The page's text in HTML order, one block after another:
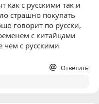
как с русскими так и
страшно покупать
говорит по русски,
с китайцами
чем с русскими
Ответить